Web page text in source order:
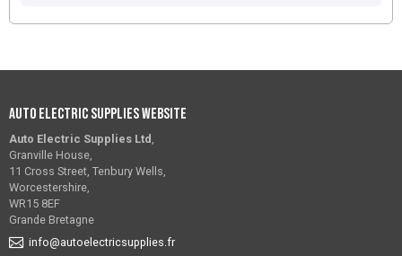
Auto Electric Supplies Website
Auto Electric Supplies Ltd ,
Granville House,
11 Cross Street, Tenbury Wells,
Worcestershire,
WR15 8EF
Grande Bretagne
info@autoelectricsupplies.fr